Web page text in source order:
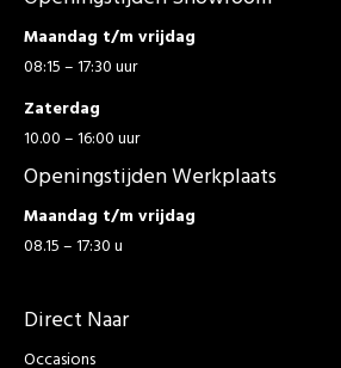
Maandag t/m vrijdag
08:15 – 17:30 uur
Zaterdag
10.00 – 16:00 uur
Openingstijden Werkplaats
Maandag t/m vrijdag
08.15 – 17:30 u
Direct Naar
Occasions